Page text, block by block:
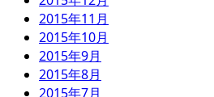
2015年11月
2015年10月
2015年9月
2015年8月
2015年7月